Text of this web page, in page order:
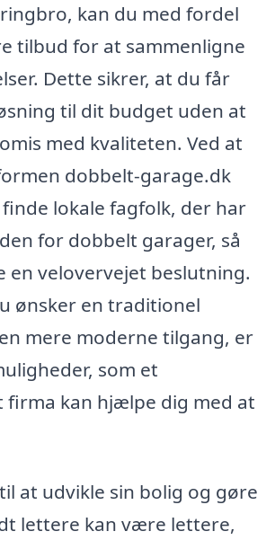
kan du med fordel
tilbud for at sammenligne
Dette sikrer, at du får
til dit budget uden at
med kvaliteten. Ved at
dobbelt-garage.dk
lokale fagfolk, der har
for dobbelt garager, så
velovervejet beslutning.
ønsker en traditionel
mere moderne tilgang, er
som et
firma kan hjælpe dig med at
at udvikle sin bolig og gøre
lettere kan være lettere,